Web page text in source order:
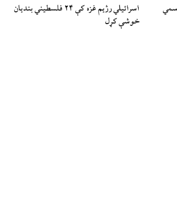
اسرائيلي رژيم غزه کې ۲۴ فلسطیني بندیان
خوشې کړل